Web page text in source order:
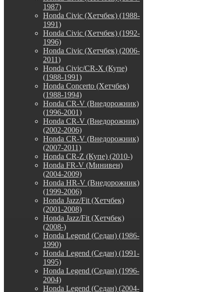
1987)
Honda Civic (Хетчбек) (1988-
1991)
Honda Civic (Хетчбек) (1992-
1996)
Honda Civic (Хетчбек) (2006-
2011)
Honda Civic/CR-X (Купе)
(1988-1991)
Honda Concerto (Хетчбек)
(1988-1994)
Honda CR-V (Внедорожник)
(1996-2001)
Honda CR-V (Внедорожник)
(2002-2006)
Honda CR-V (Внедорожник)
(2007-2011)
Honda CR-Z (Купе) (2010-)
Honda FR-V (Минивен)
(2004-2009)
Honda HR-V (Внедорожник)
(1999-2006)
Honda Jazz/Fit (Хетчбек)
(2001-2008)
Honda Jazz/Fit (Хетчбек)
(2008-)
Honda Legend (Седан) (1986-
1990)
Honda Legend (Седан) (1991-
1995)
Honda Legend (Седан) (1996-
2004)
Honda Legend (Седан) (2004-